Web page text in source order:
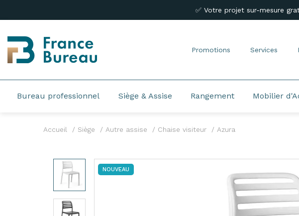
✅ Votre projet sur-mesure
Promotions Services
Bureau professionnel Siège & Assise Rangement Mobilier
Accueil Siège Autre assise Chaise visiteur Azura
NOUVEAU